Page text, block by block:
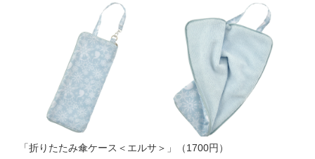
「折りたたみ傘ケース＜エルサ＞」（1700円）